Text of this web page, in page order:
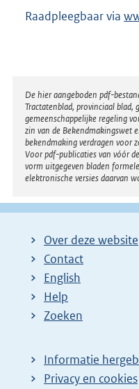
Raadpleegbaar via E
r
n
e
l
i
n
k
Disclaimer
De hier aangeboden pdf-
Tractatenblad, provinciaal blad,
gemeenschappelijke regeling
zin van de Bekendmakingswet
bekendmaking verdragen voor
Voor pdf-publicaties van vóór
vorm uitgegeven bladen
elektronische versies daarvan
Over deze website
Contact
English
Help
Zoeken
Informatie
Privacy en cookies